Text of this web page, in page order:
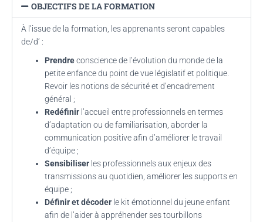
OBJECTIFS DE LA FORMATION
À l’issue de la formation, les apprenants seront capables
de/d’ :
Prendreconscience de l’évolution du monde de la
petite enfance du point de vue législatif et politique.
Revoir les notions de sécurité et d’encadrement
général ;
Redéfinir l’accueil entre professionnels en termes
d’adaptation ou de familiarisation, aborder la
communication positive afin d’améliorer le travail
d’équipe ;
Sensibiliser les professionnels aux enjeux des
transmissions au quotidien, améliorer les supports en
équipe ;
Définir et décoder le kit émotionnel du jeune enfant
afin de l’aider à appréhender ses tourbillons